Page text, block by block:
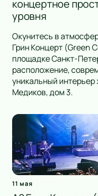
концертное
уровня
Окунитесь в
Грин Концерт (Green
площадке Санкт-
расположение,
уникальный интерьер
Медиков, дом 3.
11 мая